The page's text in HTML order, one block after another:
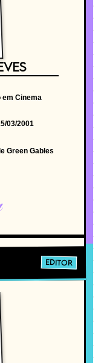
em Cinema
03/2001
Green Gables
EDITOR